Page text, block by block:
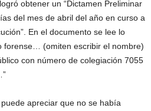
logró obtener un “Dictamen Preliminar
del mes de abril del año en curso a
En el documento se lee lo
forense… (omiten escribir el nombre)
con número de colegiación 7055
apreciar que no se había